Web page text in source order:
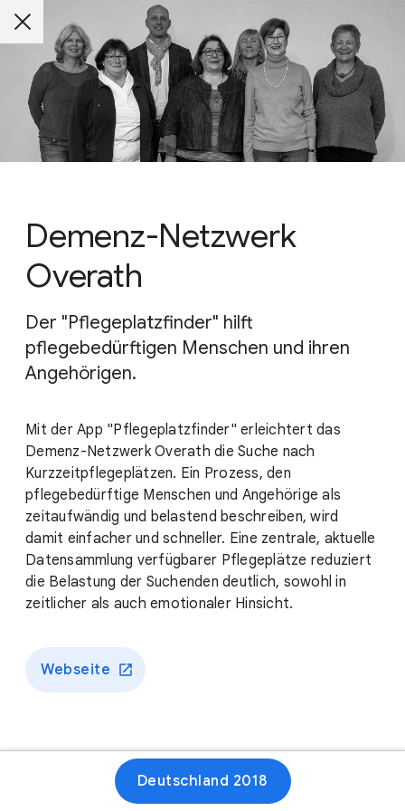
Demenz-Netzwerk
Overath
Der "Pflegeplatzfinder" hilft
pflegebedürftigen Menschen und ihren
Angehörigen.
Mit der App "Pflegeplatzfinder" erleichtert das
Demenz-Netzwerk Overath die Suche nach
Kurzzeitpflegeplätzen. Ein Prozess, den
pflegebedürftige Menschen und Angehörige als
zeitaufwändig und belastend beschreiben, wird
damit einfacher und schneller. Eine zentrale, aktuelle
Datensammlung verfügbarer Pflegeplätze reduziert
die Belastung der Suchenden deutlich, sowohl in
zeitlicher als auch emotionaler Hinsicht.
Webseite
Deutschland 2018